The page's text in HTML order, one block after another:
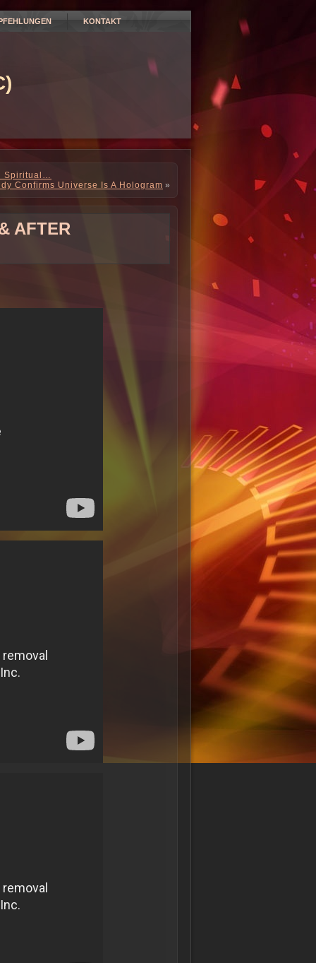
KONTAKT
Spiritual…
Confirms Universe Is A Hologram »
AFTER